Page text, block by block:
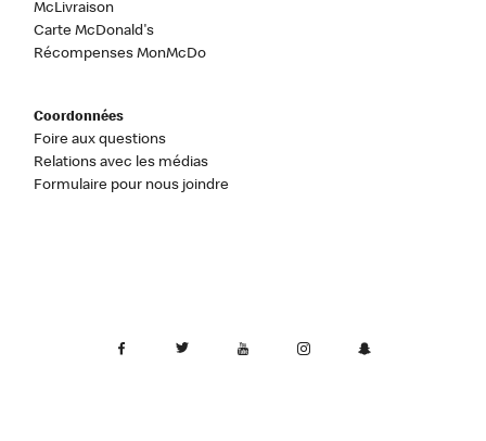
McLivraison
Carte McDonald's
Récompenses MonMcDo
Coordonnées
Foire aux questions
Relations avec les médias
Formulaire pour nous joindre